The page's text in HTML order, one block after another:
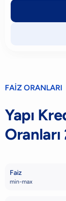
FAİZ ORANLARI
Yapı
Faiz
min-max